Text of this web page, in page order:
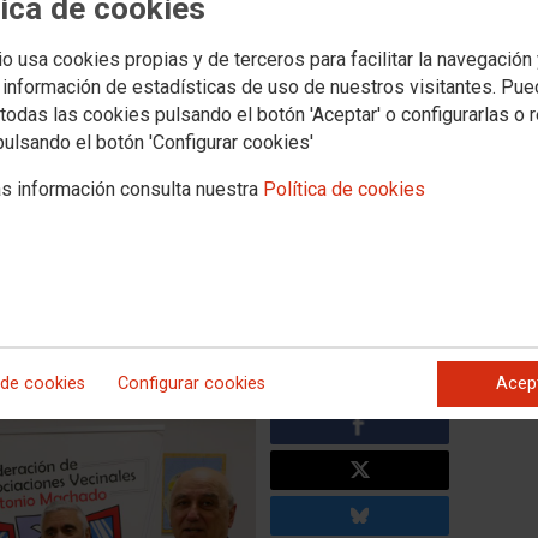
de cookies
usa cookies propias y de terceros para facilitar la navegación
de estadísticas de uso de nuestros visitantes.
las cookies pulsando el botón 'Aceptar' o configurarlas o
el botón 'Configurar cookies'
información consulta nuestra Política de cookies
cookies Configurar cookies
la recaudación de la
a la Federación
Vecinales de
contó con casi 400 inscripciones, entre andarines y
km y se logró una recaudación de 963 euros, que la
ya que el ayuntamiento de Valladolid les ha